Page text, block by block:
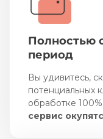
Полностью
период
Вы удивитесь,
потенциальных
обработке
сервис